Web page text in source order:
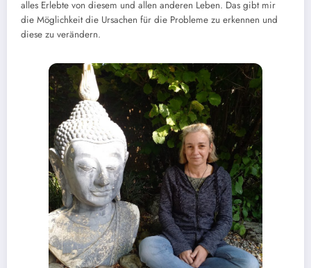
alles Erlebte von diesem und allen anderen Leben. Das gibt mir
die Möglichkeit die Ursachen für die Probleme zu erkennen und
diese zu verändern.